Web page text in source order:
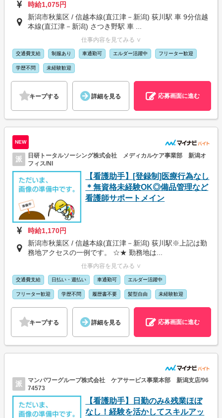
時給1,075円
新潟市秋葉区 / 信越本線(直江津－新潟) 荻川駅 車 9分信越
本線(直江津－新潟) さつき野駅 車 ...
仕事内容を見てみる ∨
交通費支給 制服あり 車通勤可 エルダー活躍中 フリーター歓迎
学歴不問 未経験歓迎
キープする 詳細を見る 応募画面に進む
NEW
派
日研トータルソーシング株式会社 メディカルケア事業部 新潟オ
フィス/NI
【看護助手】[登録制]医療行為なし
＊無資格未経験OK◎備品管理など
看護師サポートメイン
時給1,170円
新潟市秋葉区 / 信越本線(直江津－新潟) 荻川駅※上記は勤
務地アクセスの一例です。 ☆★ 勤務地は...
仕事内容を見てみる ∨
交通費支給 日払い・週払い 車通勤可 エルダー活躍中
フリーター歓迎 学歴不問 履歴書不要 髪型自由 未経験歓迎
キープする 詳細を見る 応募画面に進む
派
マンパワーグループ株式会社 ケアサービス事業本部 新潟支店/96
74573
【看護助手】日勤のみ&残業ほぼ
なし！経験を活かしてスキルアッ